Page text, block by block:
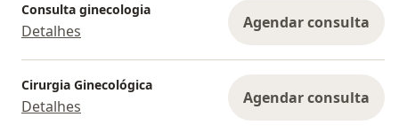
Consulta ginecologia
Detalhes Agendar consulta
Cirurgia Ginecológica
Detalhes Agendar consulta